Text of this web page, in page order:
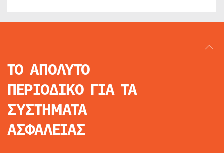
ΤΟ ΑΠΟΛΥΤΟ
ΠΕΡΙΟΔΙΚΟ ΓΙΑ ΤΑ
ΣΥΣΤΗΜΑΤΑ
ΑΣΦΑΛΕΙΑΣ